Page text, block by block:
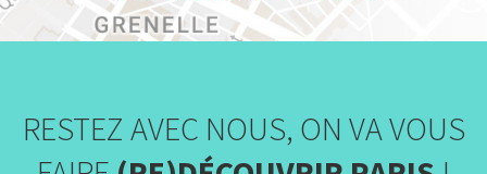
RESTEZ AVEC NOUS, ON VA VOUS